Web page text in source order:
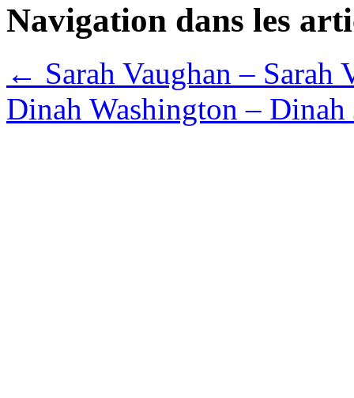
Navigation dans les
← Sarah Vaughan – Sarah
Dinah Washington –